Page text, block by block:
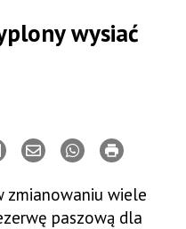
wysiać
zmianowaniu wiele
paszową dla